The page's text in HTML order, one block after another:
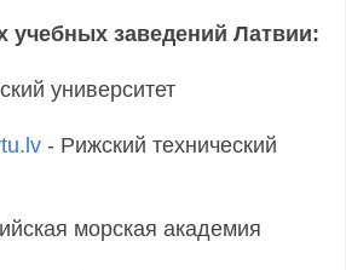
заведений Латвии:
университет
- Рижский технический
морская академия